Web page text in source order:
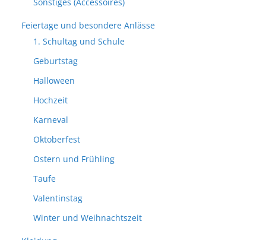
Feiertage und besondere Anlässe
1. Schultag und Schule
Geburtstag
Halloween
Hochzeit
Karneval
Oktoberfest
Ostern und Frühling
Taufe
Valentinstag
Winter und Weihnachtszeit